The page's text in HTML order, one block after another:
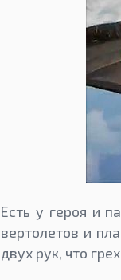
Есть у героя и
вертолетов и
двух рук, что